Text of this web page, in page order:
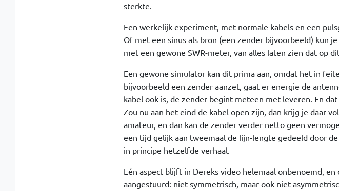
sterkte.
Een werkelijk experiment, met normale kabels en een
Of met een sinus als bron (een zender bijvoorbeeld) kun
met een gewone SWR-meter, van alles laten zien dat op
Een gewone simulator kan dit prima aan, omdat het in
bijvoorbeeld een zender aanzet, gaat er energie de
kabel ook is, de zender begint meteen met leveren. En
Zou nu aan het eind de kabel open zijn, dan krijg je daar
amateur, en dan kan de zender verder netto geen
een tijd gelijk aan tweemaal de lijn-lengte gedeeld door
in principe hetzelfde verhaal.
Eén aspect blijft in Dereks video helemaal onbenoemd,
aangestuurd: niet symmetrisch, maar ook niet